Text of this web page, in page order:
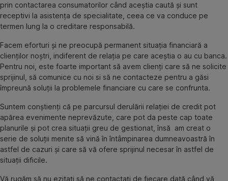
prin contactarea consumatorilor când aceștia caută și sunt
receptivi la asistența de specialitate, ceea ce va conduce pe
termen lung la o creditare responsabilă.
Facem eforturi și ne preocupă permanent situația financiară a
clienților noștri, indiferent de relația pe care aceștia o au cu banca.
Pentru noi, este foarte important să avem clienți care să ne solicite
sprijinul, să comunice cu noi si să ne contacteze pentru a găsi
împreună soluții la problemele financiare cu care se confrunta.
Suntem conștienți că pe parcursul derulării relației de credit pot
apărea evenimente neprevăzute, care pot da peste cap toate
planurile și pot crea situații greu de gestionat, însă am creat o
serie de soluții menite să vină în întâmpinarea dumneavoastră în
astfel de cazuri și care să vă ofere sprijinul necesar în astfel de
situații dificile.
Vă rugăm să nu ezitați să ne contactați de fiecare dată când vă